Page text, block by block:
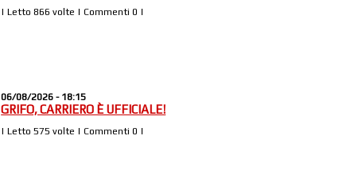
| Letto 866 volte | Commenti 0 |
06/08/2026 - 18:15
GRIFO, CARRIERO È UFFICIALE!
| Letto 575 volte | Commenti 0 |